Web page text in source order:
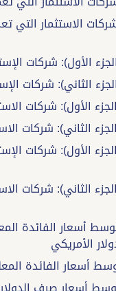
19-6: شركات
19-9 (الجزء الأول):
19-9 (الجزء الثاني):
20: متوسط أسعار
الأمريكي